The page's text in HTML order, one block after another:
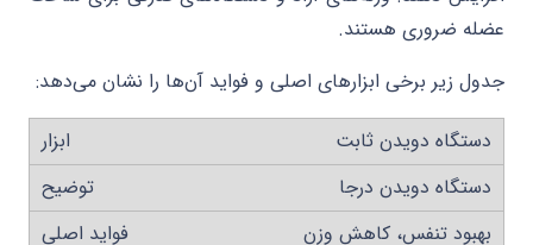
عضله ضروری هستند.
جدول زیر برخی ابزارهای اصلی و فواید آن‌ها را نشان می‌دهد:
دستگاه دویدن ثابت
دستگاه دویدن درجا
بهبود تنفس، کاهش وزن